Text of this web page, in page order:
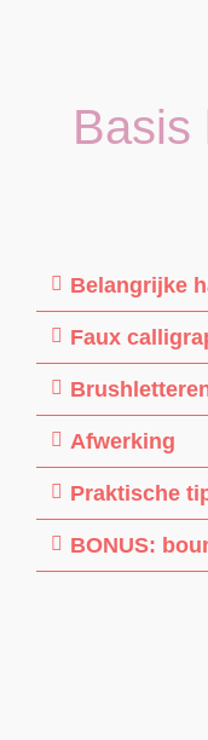
Basis
Belangrijke
Faux
Afwerking
Praktische
BONUS: